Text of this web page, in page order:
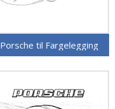
Porsche til Fargelegging